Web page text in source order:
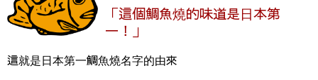
「這個鯛魚燒的味道是日本第
一！」
這就是日本第一鯛魚燒名字的由來